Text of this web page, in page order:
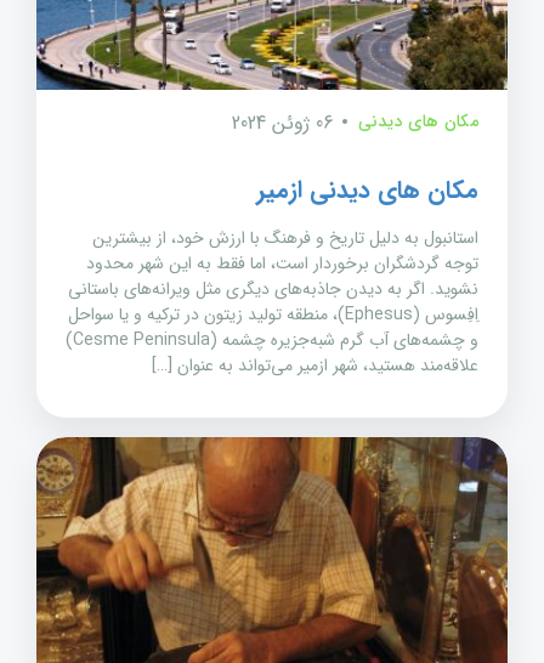
مکان های دیدنی 06 ژوئن 2024
مکان های دیدنی ازمیر
استانبول به دلیل تاریخ و فرهنگ با ارزش خود، از بیشترین
توجه گردشگران برخوردار است، اما فقط به این شهر محدود
نشوید. اگر به دیدن جاذبه‌های دیگری مثل ویرانه‌های باستانی
اِفِسوس (Ephesus)، منطقه تولید زیتون در ترکیه و یا سواحل
و چشمه‌های آب گرم شبه‌جزیره چشمه (Cesme Peninsula)
علاقه‌مند هستید، شهر ازمیر می‌تواند به عنوان […]